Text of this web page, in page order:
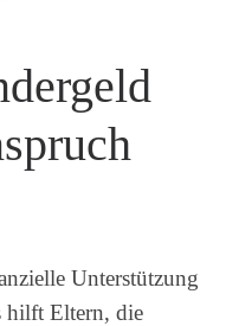
Unterstützung
hilft Eltern, die